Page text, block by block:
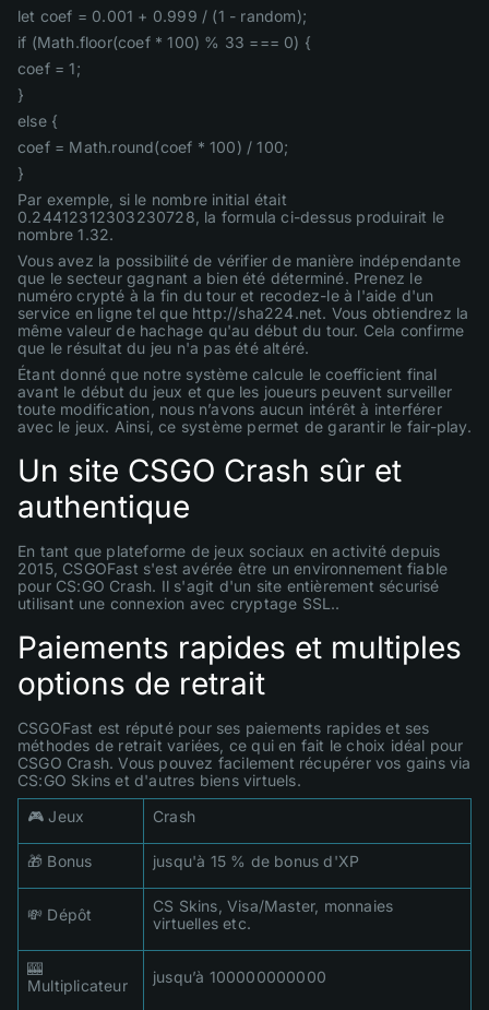
let coef = 0.001 + 0.999 / (1 - random);
if (Math.floor(coef * 100) % 33 === 0) {
coef = 1;
}
else {
coef = Math.round(coef * 100) / 100;
}
Par exemple, si le nombre initial était
0.24412312303230728, la formula ci-dessus produirait le
nombre 1.32.
Vous avez la possibilité de vérifier de manière indépendante
que le secteur gagnant a bien été déterminé. Prenez le
numéro crypté à la fin du tour et recodez-le à l'aide d'un
service en ligne tel que http://sha224.net. Vous obtiendrez la
même valeur de hachage qu'au début du tour. Cela confirme
que le résultat du jeu n'a pas été altéré.
Étant donné que notre système calcule le coefficient final
avant le début du jeux et que les joueurs peuvent surveiller
toute modification, nous n’avons aucun intérêt à interférer
avec le jeux. Ainsi, ce système permet de garantir le fair-play.
Un site CSGO Crash sûr et
authentique
En tant que plateforme de jeux sociaux en activité depuis
2015, CSGOFast s'est avérée être un environnement fiable
pour CS:GO Crash. Il s'agit d'un site entièrement sécurisé
utilisant une connexion avec cryptage SSL..
Paiements rapides et multiples
options de retrait
CSGOFast est réputé pour ses paiements rapides et ses
méthodes de retrait variées, ce qui en fait le choix idéal pour
CSGO Crash. Vous pouvez facilement récupérer vos gains via
CS:GO Skins et d'autres biens virtuels.
🎮 Jeux
Crash
🎁 Bonus jusqu'à 15 % de bonus d'XP
💸 Dépôt
CS Skins, Visa/Master, monnaies
virtuelles etc.
🎰
Multiplicateur
jusqu’à 100000000000